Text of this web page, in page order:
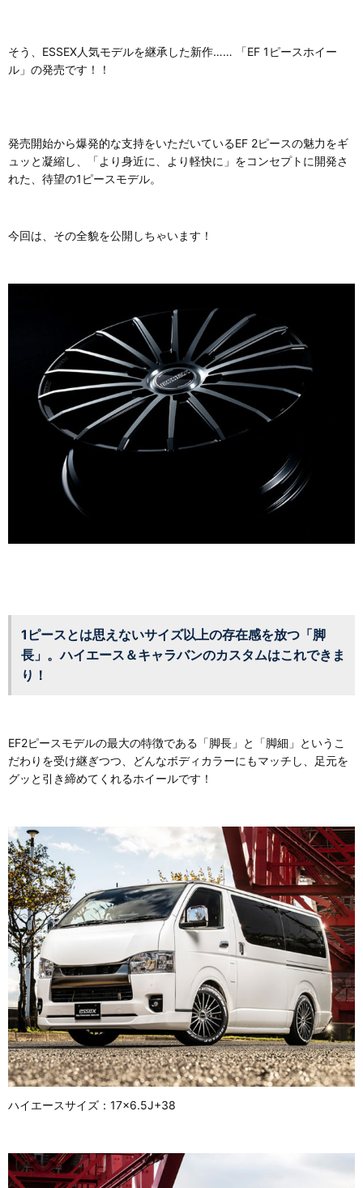
そう、ESSEX人気モデルを継承した新作…… 「EF 1ピースホイー
ル」の発売です！！
発売開始から爆発的な支持をいただいているEF 2ピースの魅力をギ
ュッと凝縮し、「より身近に、より軽快に」をコンセプトに開発さ
れた、待望の1ピースモデル。
今回は、その全貌を公開しちゃいます！
1ピースとは思えないサイズ以上の存在感を放つ「脚
長」。ハイエース＆キャラバンのカスタムはこれできま
り！
EF2ピースモデルの最大の特徴である「脚長」と「脚細」というこ
だわりを受け継ぎつつ、どんなボディカラーにもマッチし、足元を
グッと引き締めてくれるホイールです！
ハイエースサイズ：17×6.5J+38